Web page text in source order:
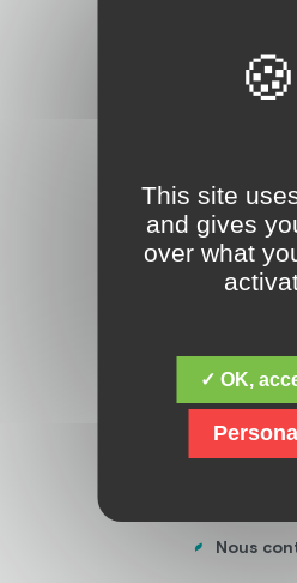
ADRESSE
05 55 46
Nous
La
La Maison de
Nos
Nous
This site
and gives
over what
✓ OK,